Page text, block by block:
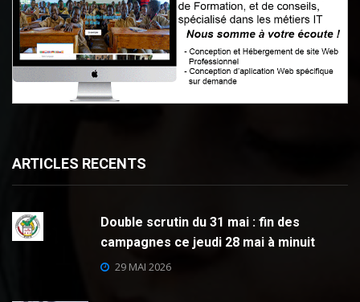
ARTICLES RECENTS
Double scrutin du 31 mai : fin des
campagnes ce jeudi 28 mai à minuit
29 MAI 2026